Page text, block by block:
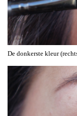
De donkerste kleur